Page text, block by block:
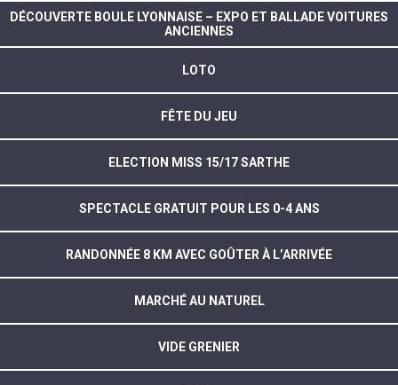
DÉCOUVERTE BOULE LYONNAISE – EXPO ET BALLADE VOITURES
ANCIENNES
LOTO
FÊTE DU JEU
ELECTION MISS 15/17 SARTHE
SPECTACLE GRATUIT POUR LES 0-4 ANS
RANDONNÉE 8 KM AVEC GOÛTER À L’ARRIVÉE
MARCHÉ AU NATUREL
VIDE GRENIER